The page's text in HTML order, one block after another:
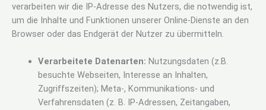
verarbeiten wir die IP-Adresse des Nutzers, die notwendig ist,
um die Inhalte und Funktionen unserer Online-Dienste an den
Browser oder das Endgerät der Nutzer zu übermitteln.
Verarbeitete Datenarten: Nutzungsdaten (z.B.
besuchte Webseiten, Interesse an Inhalten,
Zugriffszeiten); Meta-, Kommunikations- und
Verfahrensdaten (z. B. IP-Adressen, Zeitangaben,